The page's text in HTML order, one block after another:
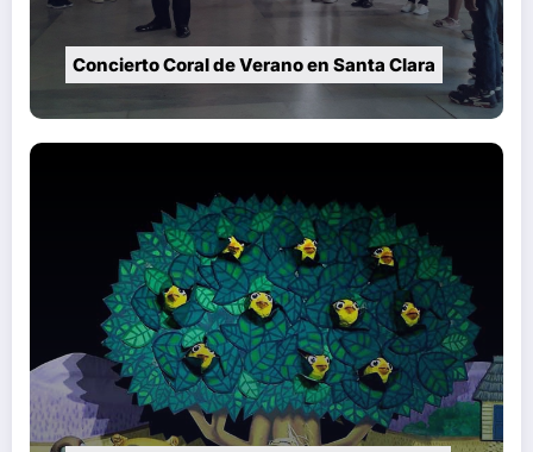
Concierto Coral de Verano en Santa Clara